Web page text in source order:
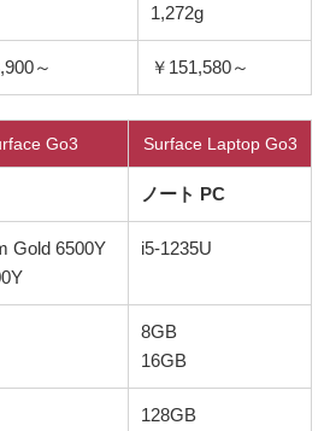
1,272g
～ ￥151,580～
Go3 Surface Laptop Go3
ノート PC
Gold 6500Y
i5-1235U
8GB
16GB
128GB